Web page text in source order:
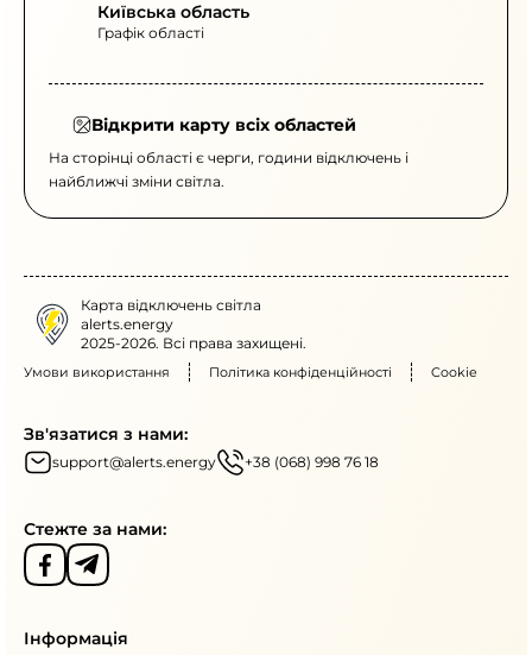
Київська область
Графік області
Відкрити карту всіх областей
На сторінці області є черги, години відключень і
найближчі зміни світла.
Карта відключень світла
alerts.energy
2025-2026. Всі права захищені.
Умови використання Політика конфіденційності Cookie
Зв'язатися з нами:
support@alerts.energy +38 (068) 998 76 18
Стежте за нами:
Інформація